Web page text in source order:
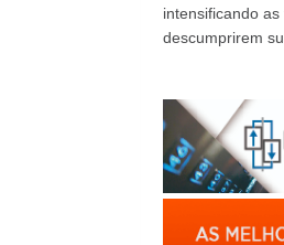
intensificando
descumprirem